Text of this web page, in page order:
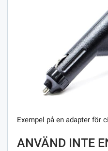
Exempel på en adapter för
ANVÄND INTE